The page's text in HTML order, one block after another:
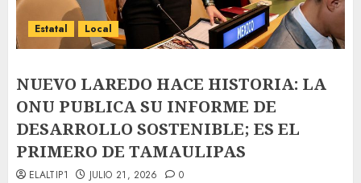
Estatal Local
NUEVO LAREDO HACE HISTORIA: LA
ONU PUBLICA SU INFORME DE
DESARROLLO SOSTENIBLE; ES EL
PRIMERO DE TAMAULIPAS
ELALTIP1 JULIO 21, 2026 0